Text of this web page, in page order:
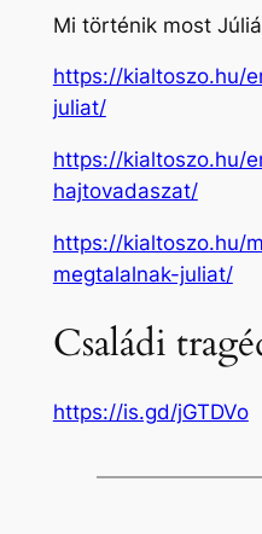
SHARE
LINK
Mi történik most
https://kialtoszo.hu/
juliat/
https://kialtoszo.hu/
hajtovadaszat/
https://kialtoszo.hu/
megtalalnak-juliat/
Családi
https://is.gd/jGTDVo